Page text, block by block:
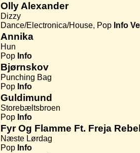
Olly Alexander
Dizzy
Dance/Electronica/House, Pop Info
Annika
Hun
Pop Info
Bjørnskov
Punching Bag
Pop Info
Guldimund
Storebæltsbroen
Pop Info
Fyr Og Flamme Ft. Freja
Næste Lørdag
Pop Info